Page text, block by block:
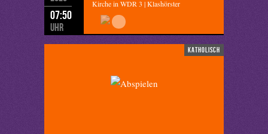
07:50
Uhr
Kirche in WDR 3 | Klashörster
katholisch